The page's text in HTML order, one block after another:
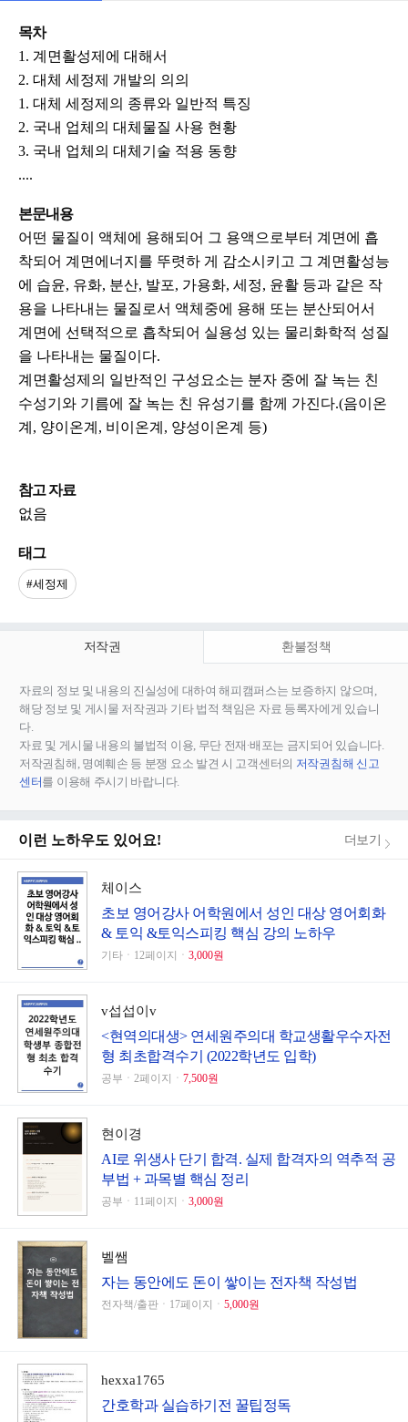
목차
1. 계면활성제에 대해서
2. 대체 세정제 개발의 의의
1. 대체 세정제의 종류와 일반적 특징
2. 국내 업체의 대체물질 사용 현황
3. 국내 업체의 대체기술 적용 동향
....
본문내용
어떤 물질이 액체에 용해되어 그 용액으로부터 계면에 흡
착되어 계면에너지를 뚜렷하 게 감소시키고 그 계면활성능
에 습윤, 유화, 분산, 발포, 가용화, 세정, 윤활 등과 같은 작
용을 나타내는 물질로서 액체중에 용해 또는 분산되어서
계면에 선택적으로 흡착되어 실용성 있는 물리화학적 성질
을 나타내는 물질이다.
계면활성제의 일반적인 구성요소는 분자 중에 잘 녹는 친
수성기와 기름에 잘 녹는 친 유성기를 함께 가진다.(음이온
계, 양이온계, 비이온계, 양성이온계 등)
참고 자료
없음
태그
#세정제
저작권 환불정책
자료의 정보 및 내용의 진실성에 대하여 해피캠퍼스는 보증하지 않으며,
해당 정보 및 게시물 저작권과 기타 법적 책임은 자료 등록자에게 있습니
다.
자료 및 게시물 내용의 불법적 이용, 무단 전재∙배포는 금지되어 있습니다.
저작권침해, 명예훼손 등 분쟁 요소 발견 시 고객센터의 저작권침해 신고
센터를 이용해 주시기 바랍니다.
이런 노하우도 있어요! 더보기
체이스
초보 영어강사 어학원에서 성인 대상 영어회화
& 토익 &토익스피킹 핵심 강의 노하우
기타ㆍ12페이지ㆍ 3,000원
v섭섭이v
<현역의대생> 연세원주의대 학교생활우수자전
형 최초합격수기 (2022학년도 입학)
공부ㆍ2페이지ㆍ 7,500원
현이경
AI로 위생사 단기 합격. 실제 합격자의 역추적 공
부법 + 과목별 핵심 정리
공부ㆍ11페이지ㆍ 3,000원
벨쌤
자는 동안에도 돈이 쌓이는 전자책 작성법
전자책/출판ㆍ17페이지ㆍ 5,000원
hexxa1765
간호학과 실습하기전 꿀팁정독